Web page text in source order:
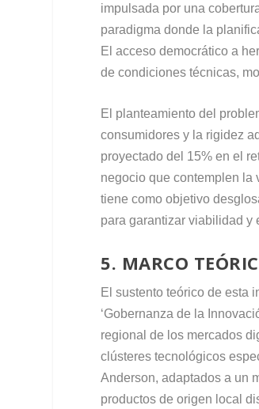
impulsada por una
paradigma donde la
El acceso democrático a
de condiciones técnicas,
El planteamiento del
consumidores y la rigidez
proyectado del 15% en el
negocio que contemplen la
tiene como objetivo
para garantizar viabilidad y
5. MARCO
El sustento teórico de esta
‘Gobernanza de la
regional de los mercados
clústeres tecnológicos
Anderson, adaptados a un
productos de origen local